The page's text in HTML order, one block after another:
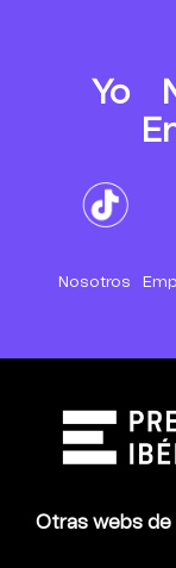
Yo
Nosotros
Otras webs de